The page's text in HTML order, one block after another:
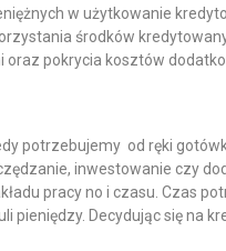
w użytkowanie
środków
pokrycia kosztów
potrzebujemy od ręki
inwestowanie czy
pracy no i czasu. Czas
pieniędzy. Decydując się na